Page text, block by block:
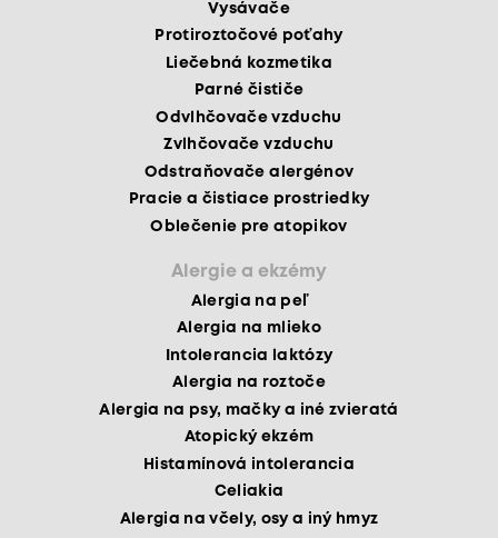
Vysávače
Protiroztočové poťahy
Liečebná kozmetika
Parné čističe
Odvlhčovače vzduchu
Zvlhčovače vzduchu
Odstraňovače alergénov
Pracie a čistiace prostriedky
Oblečenie pre atopikov
Alergie a ekzémy
Alergia na peľ
Alergia na mlieko
Intolerancia laktózy
Alergia na roztoče
Alergia na psy, mačky a iné zvieratá
Atopický ekzém
Histamínová intolerancia
Celiakia
Alergia na včely, osy a iný hmyz